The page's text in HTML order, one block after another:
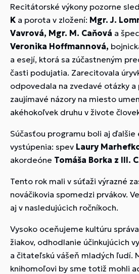
Recitátorské výkony pozorne
K a porota v zložení: Mgr. J.
Vavrová, Mgr. M. Caňová a
Veronika Hoffmannová,
a esejí, ktorá sa zúčastneným
časti podujatia. Zarecitovala
odpovedala na zvedavé otázky
zaujímavé názory na miesto
akéhokoľvek druhu v živote
Súčasťou programu boli aj ďalšie
vystúpenia: spev Laury
akordeóne Tomáša Borka z III.
Tento rok mali v súťaži výrazné
nováčikovia spomedzi prvákov.
aj v nasledujúcich ročníkoch.
Vysoko oceňujeme kultúru
žiakov, odhodlanie účinkujúcich
a čitateľskú vášeň mladých ľudí.
knihomoľovi by sme totiž mohli